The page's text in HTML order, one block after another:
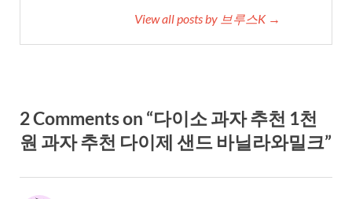
View all posts by 브루스K →
2 Comments on “다이소 과자 추천 1천
원 과자 추천 다이제 샌드 바닐라와밀크”